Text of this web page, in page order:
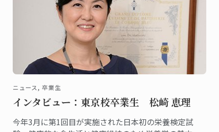
ニュース, 卒業生
インタビュー：東京校卒業生 松崎 恵理
今年3月に第1回目が実施された日本初の栄養検定試